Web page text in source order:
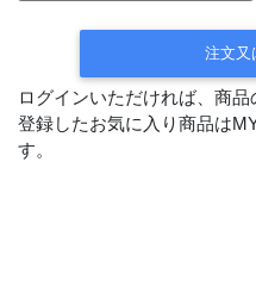
注文又
ログインいただければ、商品
登録したお気に入り商品は
す。